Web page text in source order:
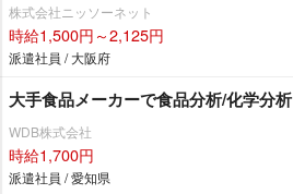
株式会社ニッソーネット
時給1,500円～2,125円
派遣社員 / 大阪府
大手食品メーカーで食品分析/化学分析
WDB株式会社
時給1,700円
派遣社員 / 愛知県